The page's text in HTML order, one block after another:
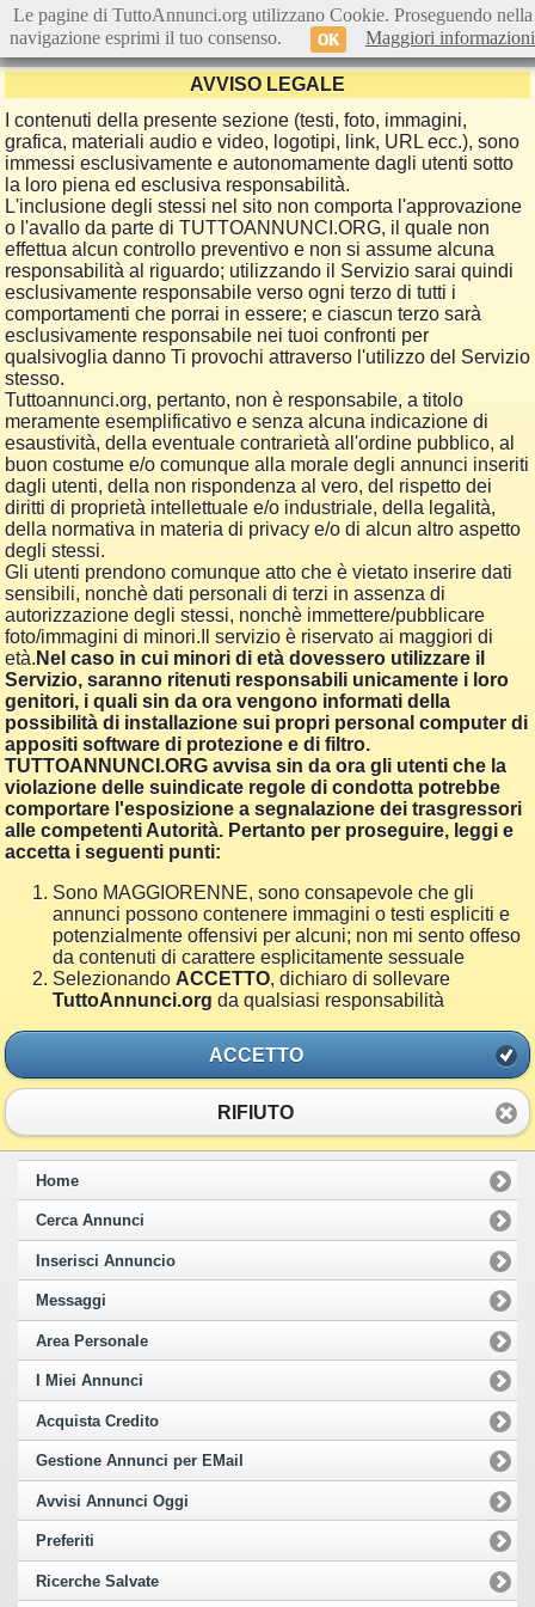
AVVISO LEGALE
I contenuti della presente sezione (testi, foto, immagini,
grafica, materiali audio e video, logotipi, link, URL ecc.), sono
immessi esclusivamente e autonomamente dagli utenti sotto
la loro piena ed esclusiva responsabilità.
L'inclusione degli stessi nel sito non comporta l'approvazione
o l'avallo da parte di TUTTOANNUNCI.ORG, il quale non
effettua alcun controllo preventivo e non si assume alcuna
responsabilità al riguardo; utilizzando il Servizio sarai quindi
esclusivamente responsabile verso ogni terzo di tutti i
comportamenti che porrai in essere; e ciascun terzo sarà
esclusivamente responsabile nei tuoi confronti per
qualsivoglia danno Ti provochi attraverso l'utilizzo del Servizio
stesso.
Tuttoannunci.org, pertanto, non è responsabile, a titolo
meramente esemplificativo e senza alcuna indicazione di
esaustività, della eventuale contrarietà all'ordine pubblico, al
buon costume e/o comunque alla morale degli annunci inseriti
dagli utenti, della non rispondenza al vero, del rispetto dei
diritti di proprietà intellettuale e/o industriale, della legalità,
della normativa in materia di privacy e/o di alcun altro aspetto
degli stessi.
Gli utenti prendono comunque atto che è vietato inserire dati
sensibili, nonchè dati personali di terzi in assenza di
autorizzazione degli stessi, nonchè immettere/pubblicare
foto/immagini di minori.Il servizio è riservato ai maggiori di
età. Nel caso in cui minori di età dovessero utilizzare il
Servizio, saranno ritenuti responsabili unicamente i loro
genitori, i quali sin da ora vengono informati della
possibilità di installazione sui propri personal computer di
appositi software di protezione e di filtro.
TUTTOANNUNCI.ORG avvisa sin da ora gli utenti che la
violazione delle suindicate regole di condotta potrebbe
comportare l'esposizione a segnalazione dei trasgressori
alle competenti Autorità. Pertanto per proseguire, leggi e
accetta i seguenti punti:
Sono MAGGIORENNE, sono consapevole che gli
annunci possono contenere immagini o testi espliciti e
potenzialmente offensivi per alcuni; non mi sento offeso
da contenuti di carattere esplicitamente sessuale
Selezionando ACCETTO, dichiaro di sollevare
TuttoAnnunci.org da qualsiasi responsabilità
ACCETTO
RIFIUTO
Home
Cerca Annunci
Inserisci Annuncio
Messaggi
Area Personale
I Miei Annunci
Acquista Credito
Gestione Annunci per EMail
Avvisi Annunci Oggi
Preferiti
Ricerche Salvate
Le pagine di TuttoAnnunci.org utilizzano Cookie. Proseguendo nella
navigazione esprimi il tuo consenso.
OK Maggiori informazioni